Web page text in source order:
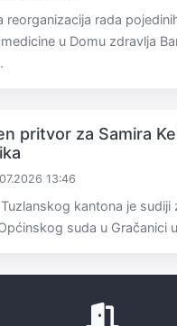
reorganizacija rada
u Domu zdravlja
pritvor za Samira
13:46
kantona je sudiji
suda u Gračanici